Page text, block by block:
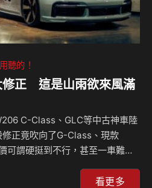
聽的！
修正 這是山雨欲來風滿
C-Class、GLC等中古神車陸
正竟吹向了G-Class、現款
可謂硬挺到不行，甚至一車難
說明！ 相關新聞：
看更多